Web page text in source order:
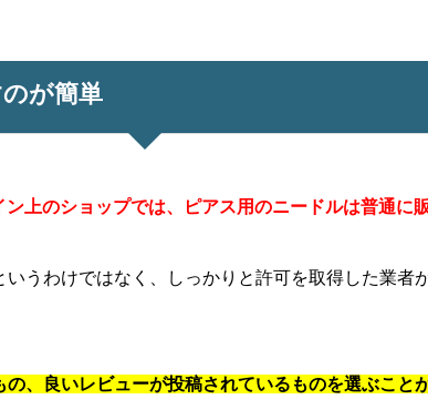
が簡単
上のショップでは、ピアス用のニードルは普通に
うわけではなく、しっかりと許可を取得した業者
の、良いレビューが投稿されているものを選ぶこと